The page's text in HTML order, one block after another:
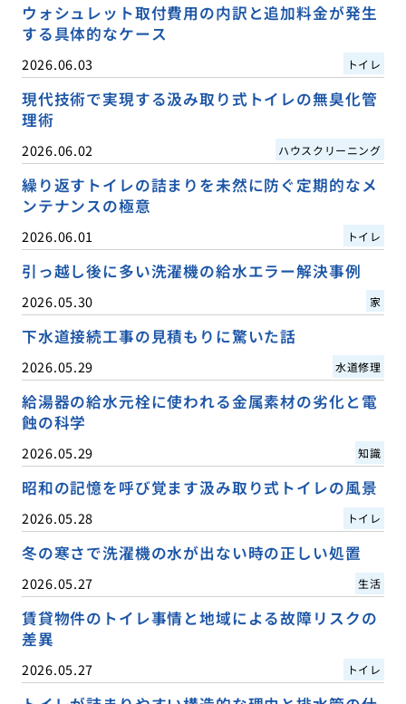
ウォシュレット取付費用の内訳と追加料金が発生
する具体的なケース
2026.06.03 トイレ
現代技術で実現する汲み取り式トイレの無臭化管
理術
2026.06.02 ハウスクリーニング
繰り返すトイレの詰まりを未然に防ぐ定期的なメ
ンテナンスの極意
2026.06.01 トイレ
引っ越し後に多い洗濯機の給水エラー解決事例
2026.05.30 家
下水道接続工事の見積もりに驚いた話
2026.05.29 水道修理
給湯器の給水元栓に使われる金属素材の劣化と電
蝕の科学
2026.05.29 知識
昭和の記憶を呼び覚ます汲み取り式トイレの風景
2026.05.28 トイレ
冬の寒さで洗濯機の水が出ない時の正しい処置
2026.05.27 生活
賃貸物件のトイレ事情と地域による故障リスクの
差異
2026.05.27 トイレ